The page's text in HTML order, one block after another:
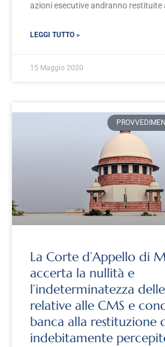
azioni esecutive andranno restituite
LEGGI TUTTO »
15 Maggio 2020
La Corte d’Appello di
accerta la nullità e
l’indeterminatezza
relative alle CMS e
banca alla restituzione
indebitamente